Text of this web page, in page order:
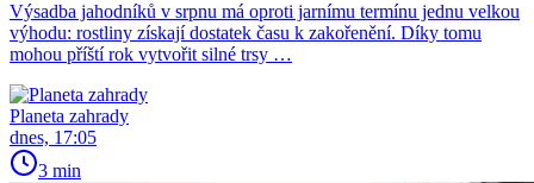
Výsadba jahodníků v srpnu má oproti jarnímu termínu jednu velkou
výhodu: rostliny získají dostatek času k zakořenění. Díky tomu
mohou příští rok vytvořit silné trsy …
Planeta zahrady
dnes, 17:05
3 min